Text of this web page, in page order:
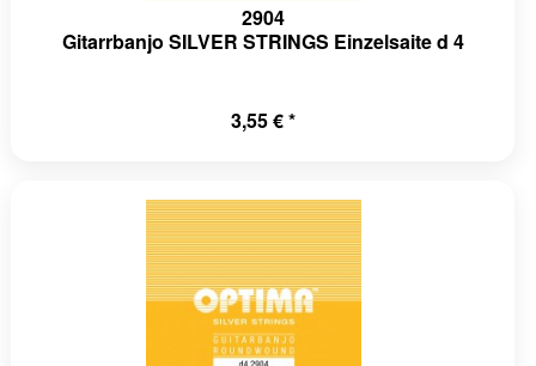
2904
Gitarrbanjo SILVER STRINGS Einzelsaite d 4
3,55 € *